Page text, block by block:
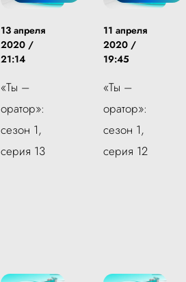
13 апреля
2020 /
21:14
«Ты –
оратор»:
сезон 1,
серия 13
11 апреля
2020 /
19:45
«Ты –
оратор»:
сезон 1,
серия 12